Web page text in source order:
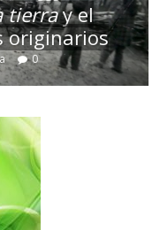
tierray el
originarios
0